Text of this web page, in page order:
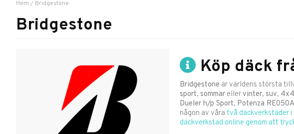
Hem / Bridgestone
Bridgestone
Köp däck
Bridgestone är världens största
sport, sommar ellervinter, suv, 4x4
Dueler h/p Sport, Potenza RE050A
någon av våra två däckverkstäder i
däckverkstad online genom att